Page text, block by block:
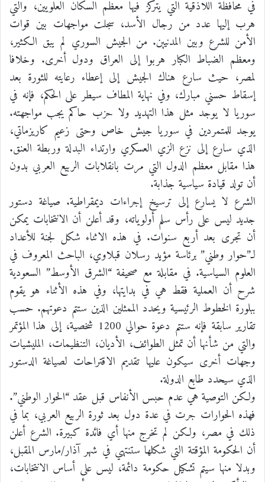
في محافظة اللاذقية التي يتركز فيها معظم السكان العلويين، والتي
هرب إليها عدد من رجال الأسد، سجلت مواجهات بين قوات
الأمن للشرع وبين المدنيين. من الجيش السوري لم يبق الكثير،
ومعظم الضباط الكبار هربوا إلى العراق ودول أخرى. وخلافا
لمصر، حيث سارع هناك الجيش إلى إعطاء رعايته للثورة بعد
إسقاط حسني مبارك، وفي نهاية المطاف سيطر على الحكم، فإنه في
سوريا لا يوجد مثل هذا التهديد ولا حزب حاكم يجب مواجهته.
يوجد للمتمردين في سوريا جيش خاص وحتى زعيم كاريزماتي،
الذي سارع إلى نزع الزي العسكري وارتداء البدلة وربطة العنق.
هذا مقابل معظم الدول التي مرت بانقلابات الربيع العربي بدون
أن تولد قيادة سياسية جذابة.
الشرع لا يسارع إلى ترسيخ إجراءات ديمقراطية. صياغة دستور
جديد ليس على رأس سلم أولوياته، وقد أعلن أن الانتخابات يمكن
أن تجرى بعد أربع سنوات. في هذه الاثناء شكل لجنة للأعداد
لـ”حوار وطني” برئاسة مؤيد رسلان قبلاوي، الباحث المعروف في
العلوم السياسية. في مقابلة مع صحيفة “الشرق الأوسط” السعودية
شرح أن العملية فقط هي في بدايتها، وفي هذه الأثناء هو يقوم
ببلورة الخطوط الرئيسية ويحدد الممثلين الذين ستتم دعوتهم. حسب
تقارير سابقة فإنه ستتم دعوة حوالي 1200 شخصية، إلى هذا المؤتمر
والتي من شأنها أن تمثل الطوائف، الأديان، التنظيمات، المليشيات
وجهات أخرى سيكون عليها تقديم الاقتراحات لصياغة الدستور
الذي سيحدد طابع الدولة.
ولكن التوصية هي عدم حبس الأنفاس قبل عقد “الحوار الوطني”.
فهذه الحوارات جرت في عدة دول بعد ثورة الربيع العربي، بما في
ذلك في مصر، ولكن لم تخرج منها أي فائدة كبيرة. الشرع أعلن
أن الحكومة المؤقتة التي شكلها ستنتهي في شهر آذار/مارس المقبل،
وبدلا منها سيتم تشكيل حكومة دائمة، ليس على أساس الانتخابات،